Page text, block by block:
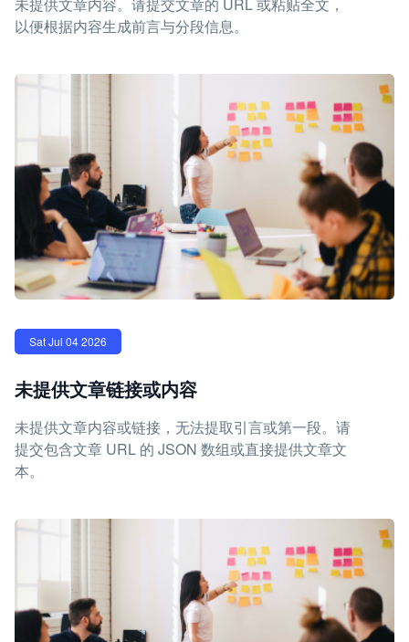
以便根据内容生成前言与分段信息。
Sat Jul 04 2026
未提供文章链接或内容
未提供文章内容或链接，无法提取引言或第一段。请
提交包含文章 URL 的 JSON 数组或直接提供文章文
本。